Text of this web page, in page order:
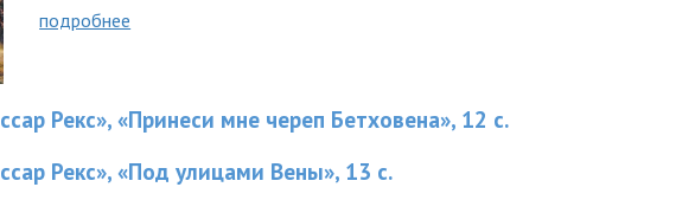
подробнее
Рекс», «Принеси мне череп Бетховена», 12 с.
Рекс», «Под улицами Вены», 13 с.